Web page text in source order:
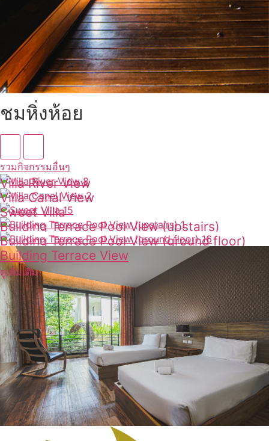
ชมหิ่งห้อย
รวมกิจกรรมอื่นๆ
Villa River View
ดูเพิ่มเติม
Villa Canal View
ดูเพิ่มเติม
Sweet Villa
ดูเพิ่มเติม
Building Terrace Pool View (upstairs)
ดูเพิ่มเติม
Building Terrace Pool View (ground floor)
ดูเพิ่มเติม
Building Terrace View
ดูเพิ่มเติม